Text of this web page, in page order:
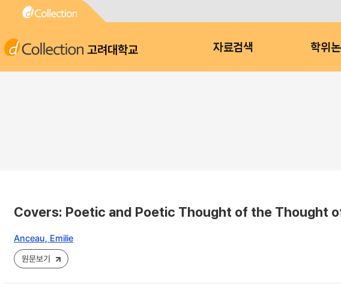
고려대학교 자료검색 학위
Covers: Poetic and Poetic Thought of the Thought
Anceau, Emilie
원문보기